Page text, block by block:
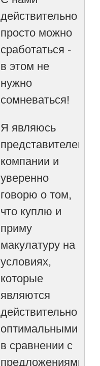
действительно
просто можно
сработаться -
в этом не
нужно
сомневаться!
Я являюсь
представителем
компании и
уверенно
говорю о том,
что куплю и
приму
макулатуру на
условиях,
которые
являются
действительно
оптимальными,
в сравнении с
предложениями,